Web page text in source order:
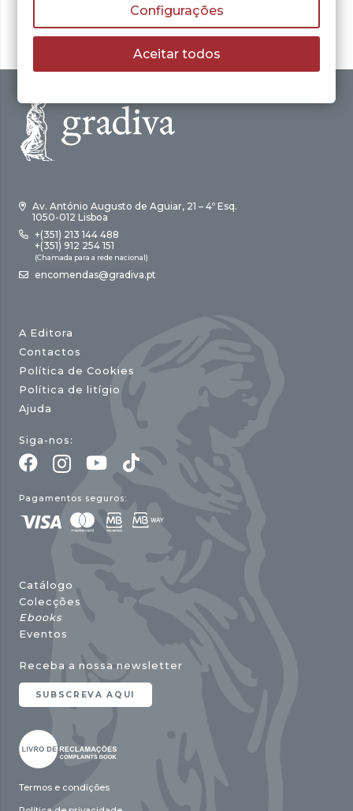
12,72 €.
Av. António Augusto de Aguiar, 21 – 4º Esq.
1050-012 Lisboa
+(351) 213 144 488
+(351) 912 254 151
(Chamada para a rede nacional)
encomendas@gradiva.pt
A Editora
Contactos
Política de Cookies
Política de litígio
Ajuda
Siga-nos:
Pagamentos seguros:
Catálogo
Colecções
Ebooks
Eventos
Receba a nossa newsletter
SUBSCREVA AQUI
Termos e condições
Configurações
Aceitar todos